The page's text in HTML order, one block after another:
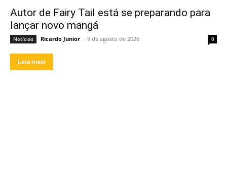
Autor de Fairy Tail está se preparando para
lançar novo mangá
Notícias Ricardo Junior - 9 de agosto de 2026 0
Leia mais